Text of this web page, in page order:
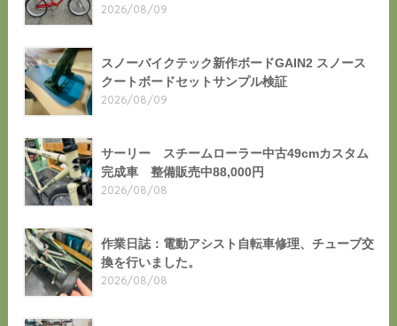
2026/08/09
スノーバイクテック新作ボードGAIN2 スノース
クートボードセットサンプル検証
2026/08/09
サーリー スチームローラー中古49cmカスタム
完成車 整備販売中88,000円
2026/08/08
作業日誌：電動アシスト自転車修理、チューブ交
換を行いました。
2026/08/08